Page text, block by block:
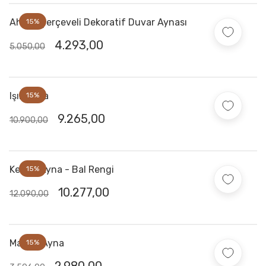
15%
Ahşap Çerçeveli Dekoratif Duvar Aynası
5.050,00 4.293,00
15%
Işık Ayna
10.900,00 9.265,00
15%
Kemer Ayna - Bal Rengi
12.090,00 10.277,00
15%
Mango Ayna